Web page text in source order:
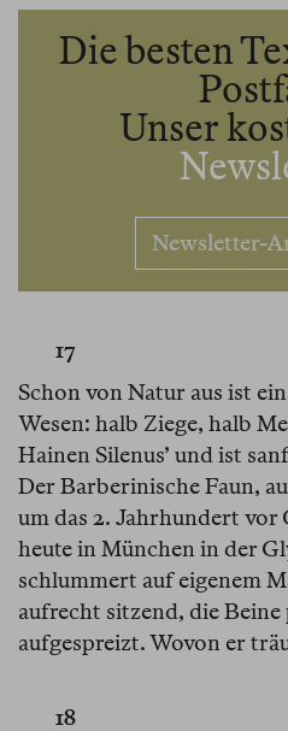
Die besten
Unser
Newsletter-
17
Schon von Natur aus ist
Wesen: halb Ziege, halb
Hainen Silenus’ und ist
Der Barberinische Faun,
um das 2. Jahrhundert
heute in München in der
schlummert auf eigenem
aufrecht sitzend, die
aufgespreizt. Wovon er
18